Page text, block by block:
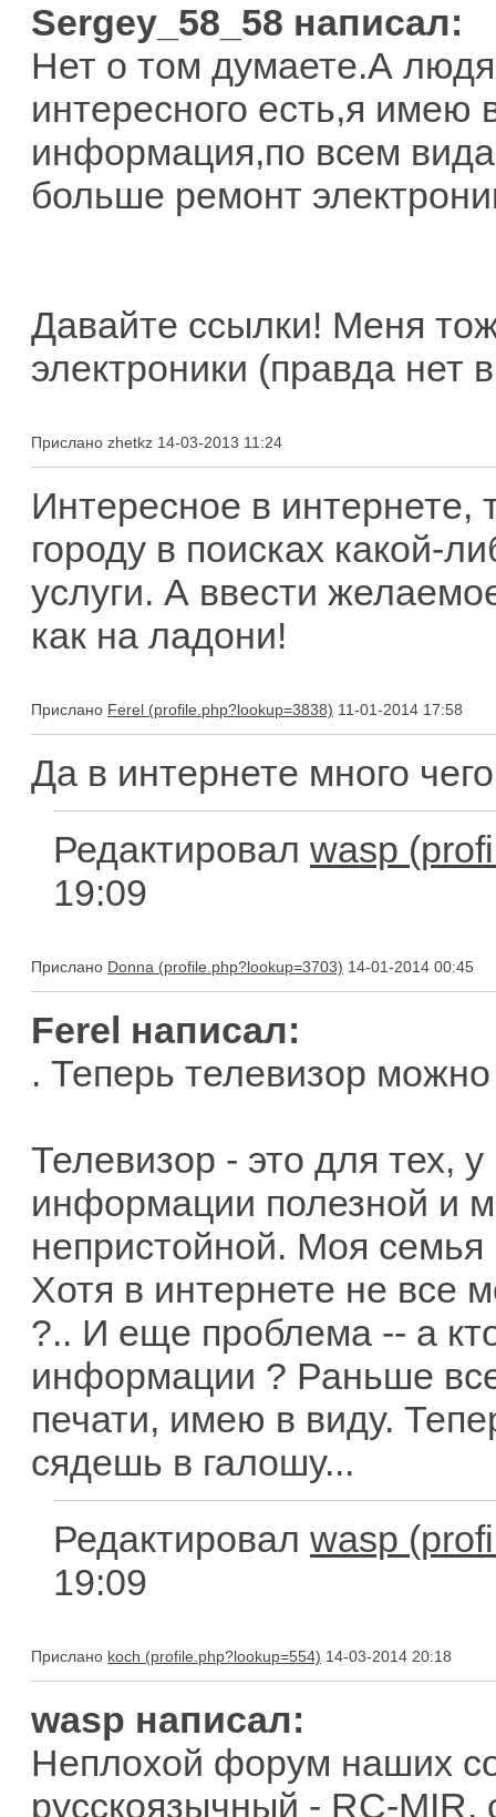
Sergey_58_58 написал:
Нет о том думаете.А
интересного есть,я имею
информация,по всем
больше ремонт
Давайте ссылки! Меня
электроники (правда нет
Прислано zhetkz 14-03-2013 11:24
Интересное в интернете,
городу в поисках какой-
услуги. А ввести
как на ладони!
Прислано Ferel 11-01-2014 17:58
Да в интернете много
Редактировал wasp
19:09
Прислано Donna 14-01-2014 00:45
Ferel написал:
. Теперь телевизор
Телевизор - это для тех,
информации полезной и
непристойной. Моя семья
Хотя в интернете не все
?.. И еще проблема -- а
информации ? Раньше
печати, имею в виду.
сядешь в галошу...
Редактировал wasp
19:09
Прислано koch 14-03-2014 20:18
wasp написал:
Неплохой форум наших
русскоязычный - RC-MIR.